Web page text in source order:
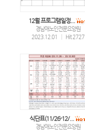
12월 프로그램일정...
경남애노인전문요양원
2023.12.01
Hit 2727
식단표(11/26-12/...
경남애노인전문요양원